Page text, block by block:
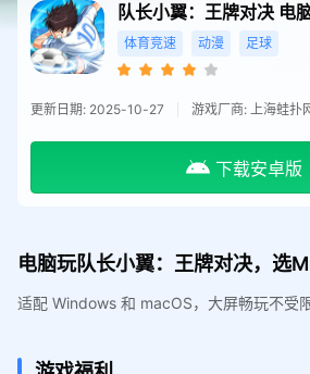
队长小翼：王牌对决 电
体育竞速 动漫 足球
更新日期: 2025-10-27 游戏厂商: 上海蛙扑
下载安卓版
电脑玩队长小翼：王牌对决，选
适配 Windows 和 macOS，大屏畅玩不受限